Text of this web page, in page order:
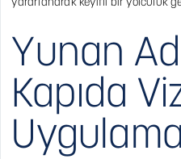
yararlanarak keyifli bir yolculuk
Yunan
Kapıda